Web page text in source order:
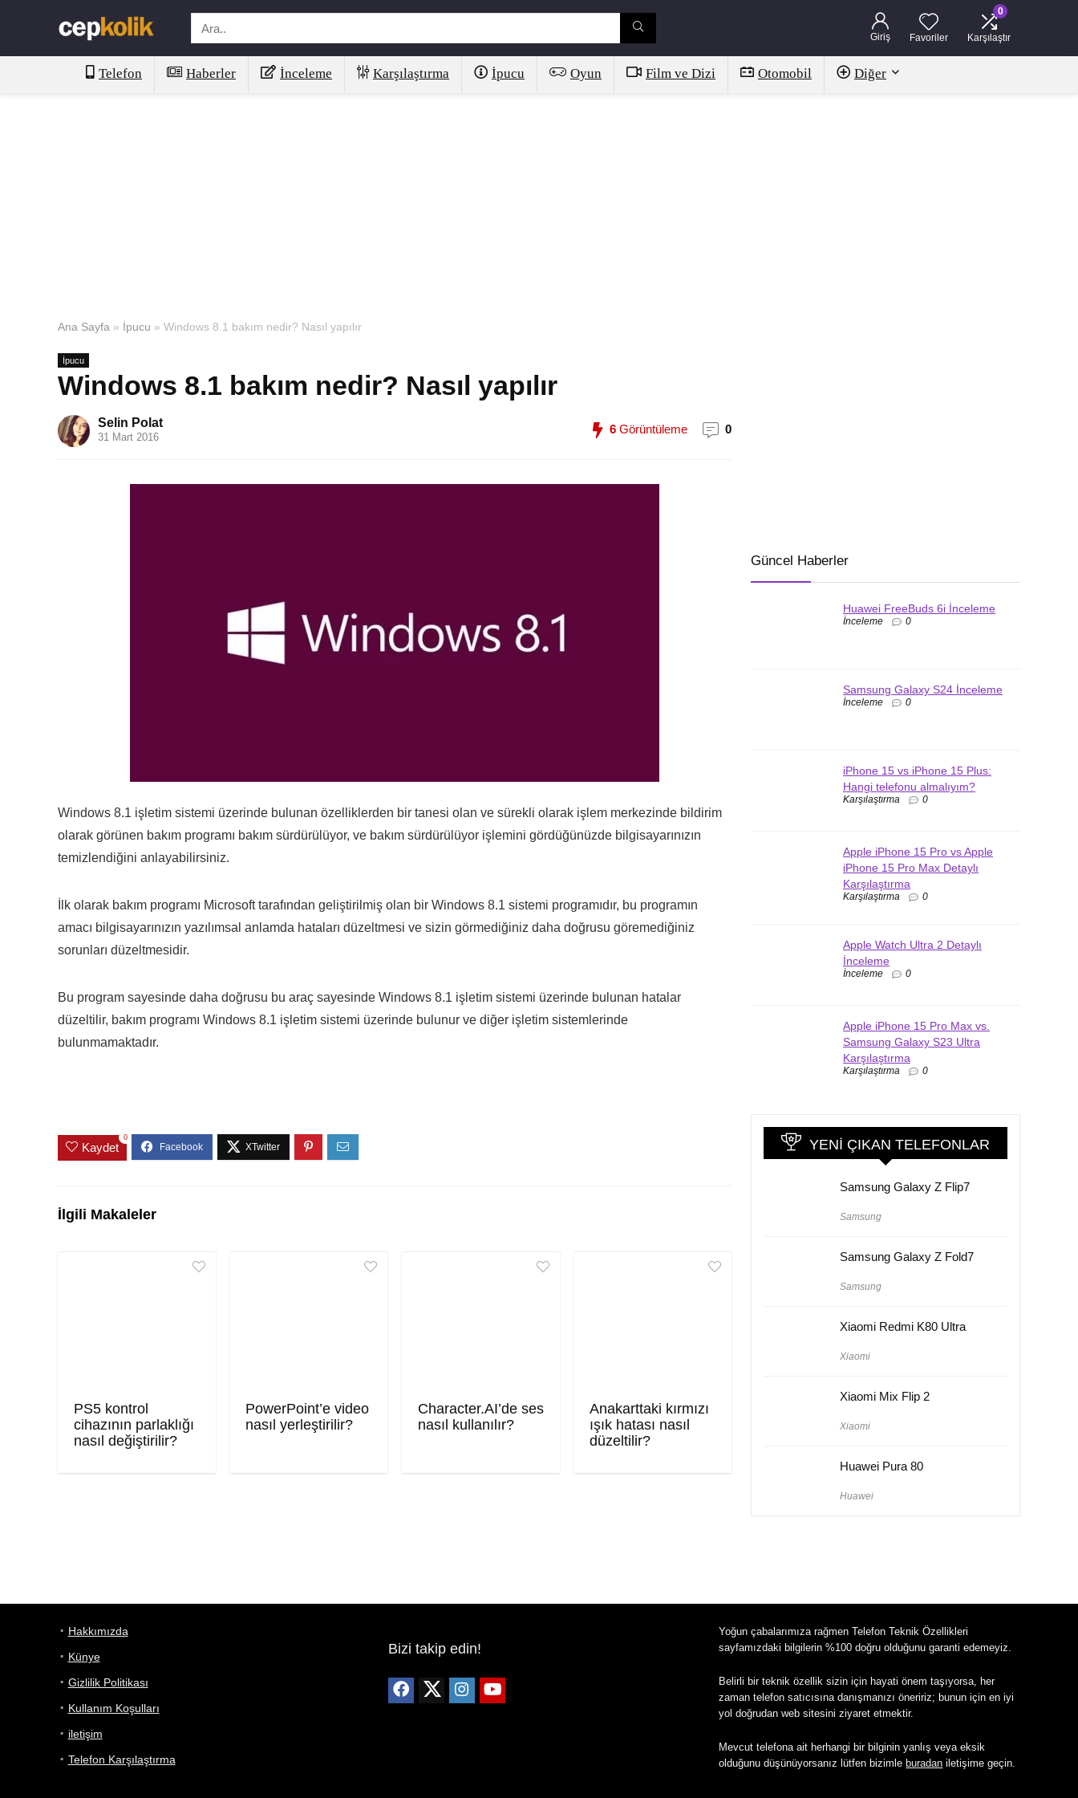
Giriş Favoriler
0
Karşılaştır
Telefon Haberler İnceleme Karşılaştırma İpucu Oyun Film ve Dizi Otomobil Diğer
Ana Sayfa » İpucu » Windows 8.1 bakım nedir? Nasıl yapılır
İpucu
Windows 8.1 bakım nedir? Nasıl yapılır
Selin Polat
31 Mart 2016
6 Görüntüleme 0
Windows 8.1 işletim sistemi üzerinde bulunan özelliklerden bir tanesi olan ve sürekli olarak işlem merkezinde bildirim
olarak görünen bakım programı bakım sürdürülüyor, ve bakım sürdürülüyor işlemini gördüğünüzde bilgisayarınızın
temizlendiğini anlayabilirsiniz.
İlk olarak bakım programı Microsoft tarafından geliştirilmiş olan bir Windows 8.1 sistemi programıdır, bu programın
amacı bilgisayarınızın yazılımsal anlamda hataları düzeltmesi ve sizin görmediğiniz daha doğrusu göremediğiniz
sorunları düzeltmesidir.
Bu program sayesinde daha doğrusu bu araç sayesinde Windows 8.1 işletim sistemi üzerinde bulunan hatalar
düzeltilir, bakım programı Windows 8.1 işletim sistemi üzerinde bulunur ve diğer işletim sistemlerinde
bulunmamaktadır.
Kaydet
0
İlgili Makaleler
PS5 kontrol
cihazının parlaklığı
nasıl değiştirilir?
PowerPoint’e video
nasıl yerleştirilir?
Character.AI’de ses
nasıl kullanılır?
Anakarttaki kırmızı
ışık hatası nasıl
düzeltilir?
Güncel Haberler
Huawei FreeBuds 6i İnceleme
İnceleme 0
Samsung Galaxy S24 İnceleme
İnceleme 0
iPhone 15 vs iPhone 15 Plus:
Hangi telefonu almalıyım?
Karşılaştırma 0
Apple iPhone 15 Pro vs Apple
iPhone 15 Pro Max Detaylı
Karşılaştırma
Karşılaştırma 0
Apple Watch Ultra 2 Detaylı
İnceleme
İnceleme 0
Apple iPhone 15 Pro Max vs.
Samsung Galaxy S23 Ultra
Karşılaştırma
Karşılaştırma 0
YENI ÇIKAN TELEFONLAR
Samsung Galaxy Z Flip7
Samsung
Samsung Galaxy Z Fold7
Samsung
Xiaomi Redmi K80 Ultra
Xiaomi
Xiaomi Mix Flip 2
Xiaomi
Huawei Pura 80
Huawei
Hakkımızda
Künye
Gizlilik Politikası
Kullanım Koşulları
iletişim
Telefon Karşılaştırma
Bizi takip edin!
Yoğun çabalarımıza rağmen Telefon Teknik Özellikleri
sayfamızdaki bilgilerin %100 doğru olduğunu garanti edemeyiz.
Belirli bir teknik özellik sizin için hayati önem taşıyorsa, her
zaman telefon satıcısına danışmanızı öneririz; bunun için en iyi
yol doğrudan web sitesini ziyaret etmektir.
Mevcut telefona ait herhangi bir bilginin yanlış veya eksik
olduğunu düşünüyorsanız lütfen bizimle buradan iletişime geçin.